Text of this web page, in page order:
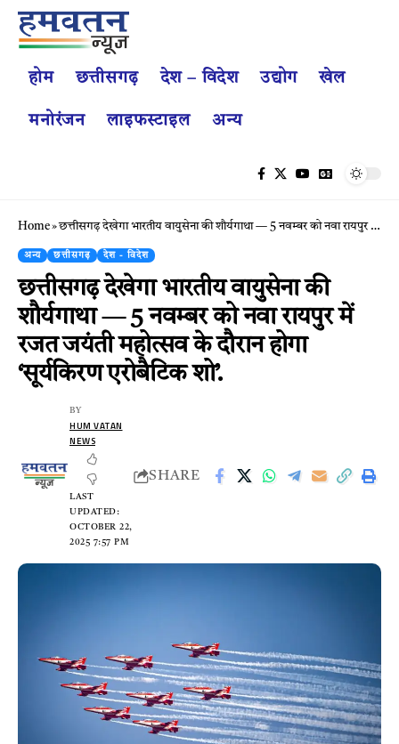
होम छत्तीसगढ़ देश – विदेश उद्योग खेल
मनोरंजन लाइफस्टाइल अन्य
Home»छत्तीसगढ़ देखेगा भारतीय वायुसेना की शौर्यगाथा — 5 नवम्बर को नवा रायपुर में रजत जयंती महोत्सव के दौरान होगा ‘सूर्यकिरण एरोबैटिक शो’.
अन्य छत्तीसगढ़ देश - विदेश
छत्तीसगढ़ देखेगा भारतीय वायुसेना की
शौर्यगाथा — 5 नवम्बर को नवा रायपुर में
रजत जयंती महोत्सव के दौरान होगा
‘सूर्यकिरण एरोबैटिक शो’.
LAST
UPDATED:
OCTOBER 22,
2025 7:57 PM
BY
HUM VATAN
NEWS
SHARE